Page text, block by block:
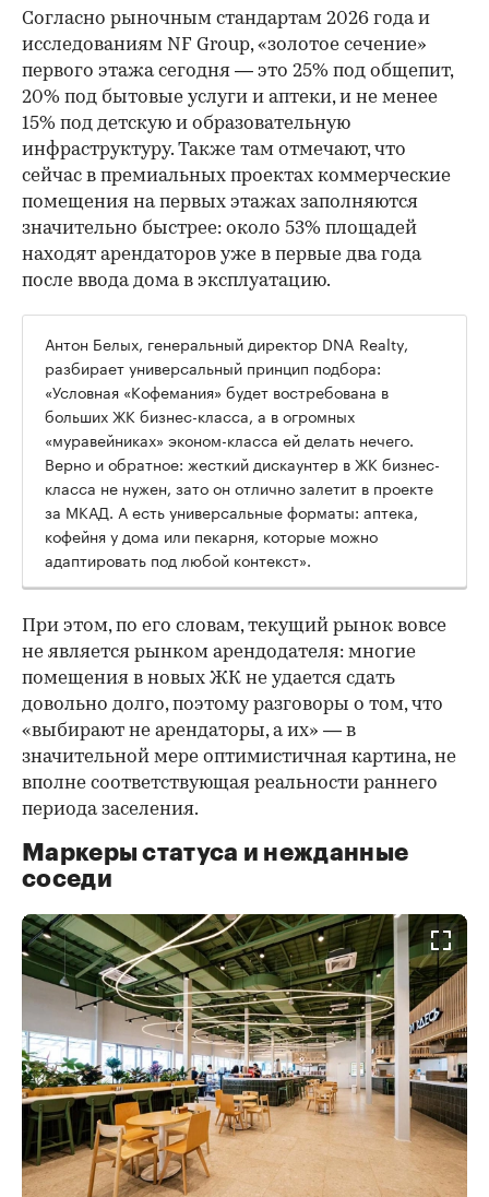
Согласно рыночным стандартам 2026 года и
исследованиям NF Group, «золотое сечение»
первого этажа сегодня — это 25% под общепит,
20% под бытовые услуги и аптеки, и не менее
15% под детскую и образовательную
инфраструктуру. Также там отмечают, что
сейчас в премиальных проектах коммерческие
помещения на первых этажах заполняются
значительно быстрее: около 53% площадей
находят арендаторов уже в первые два года
после ввода дома в эксплуатацию.
Антон Белых, генеральный директор DNA Realty,
разбирает универсальный принцип подбора:
«Условная «Кофемания» будет востребована в
больших ЖК бизнес-класса, а в огромных
«муравейниках» эконом-класса ей делать нечего.
Верно и обратное: жесткий дискаунтер в ЖК бизнес-
класса не нужен, зато он отлично залетит в проекте
за МКАД. А есть универсальные форматы: аптека,
кофейня у дома или пекарня, которые можно
адаптировать под любой контекст».
При этом, по его словам, текущий рынок вовсе
не является рынком арендодателя: многие
помещения в новых ЖК не удается сдать
довольно долго, поэтому разговоры о том, что
«выбирают не арендаторы, а их» — в
значительной мере оптимистичная картина, не
вполне соответствующая реальности раннего
периода заселения.
Маркеры статуса и нежданные
соседи